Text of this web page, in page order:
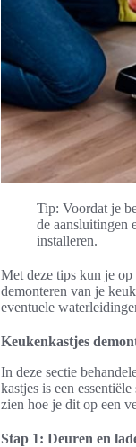
Tip: Voordat je
de aansluitingen
installeren.
Met deze tips kun je op
demonteren van je
eventuele
Keukenkastjes
In deze sectie
kastjes is een
zien hoe je dit op een
Stap 1: Deuren en